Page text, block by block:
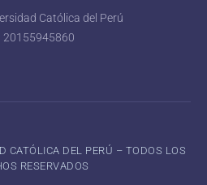
Católica del Perú
20155945860
CATÓLICA DEL PERÚ – TODOS LOS
RESERVADOS